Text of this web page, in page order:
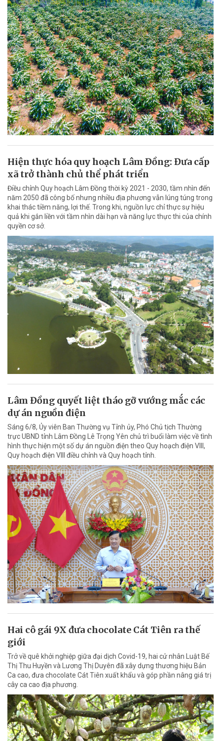
Hiện thực hóa quy hoạch Lâm Đồng: Đưa cấp
xã trở thành chủ thể phát triển
Điều chỉnh Quy hoạch Lâm Đồng thời kỳ 2021 - 2030, tầm nhìn đến
năm 2050 đã công bố nhưng nhiều địa phương vẫn lúng túng trong
khai thác tiềm năng, lợi thế. Trong khi, nguồn lực chỉ thực sự hiệu
quả khi gắn liền với tầm nhìn dài hạn và năng lực thực thi của chính
quyền cơ sở.
Lâm Đồng quyết liệt tháo gỡ vướng mắc các
dự án nguồn điện
Sáng 6/8, Ủy viên Ban Thường vụ Tỉnh ủy, Phó Chủ tịch Thường
trực UBND tỉnh Lâm Đồng Lê Trọng Yên chủ trì buổi làm việc về tình
hình thực hiện một số dự án nguồn điện theo Quy hoạch điện VIII,
Quy hoạch điện VIII điều chỉnh và Quy hoạch tỉnh.
Hai cô gái 9X đưa chocolate Cát Tiên ra thế
giới
Trở về quê khởi nghiệp giữa đại dịch Covid-19, hai cử nhân Luật Bế
Thị Thu Huyền và Lương Thị Duyên đã xây dựng thương hiệu Bản
Ca cao, đưa chocolate Cát Tiên xuất khẩu và góp phần nâng giá trị
cây ca cao địa phương.